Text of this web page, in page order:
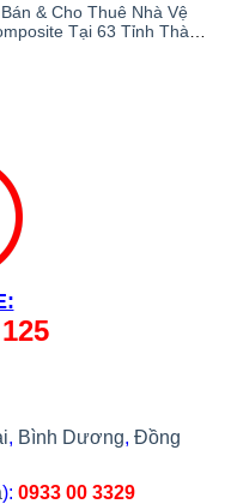
& Cho Thuê Nhà Vệ
Tại 63 Tỉnh Thành
Phòng, Hồ Chí Minh,
, Bình Dương, Đồng
): 0933 00 3329